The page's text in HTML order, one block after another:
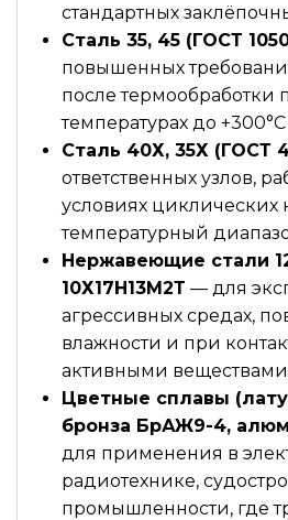
стандартных
Сталь 35, 45 (ГОСТ
повышенных
после
температурах до +300°С
Сталь 40Х, 35Х (ГОСТ
ответственных узлов,
условиях циклических
температурный
Нержавеющие стали
10Х17Н13М2Т — для
агрессивных средах,
влажности и при
активными веществами
Цветные сплавы
бронза БрАЖ9-4,
для применения в
радиотехнике,
промышленности, где